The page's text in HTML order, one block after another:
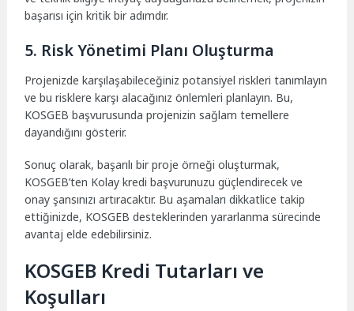
başarısı için kritik bir adımdır.
5. Risk Yönetimi Planı Oluşturma
Projenizde karşılaşabileceğiniz potansiyel riskleri tanımlayın
ve bu risklere karşı alacağınız önlemleri planlayın. Bu,
KOSGEB başvurusunda projenizin sağlam temellere
dayandığını gösterir.
Sonuç olarak, başarılı bir proje örneği oluşturmak,
KOSGEB’ten Kolay kredi başvurunuzu güçlendirecek ve
onay şansınızı artıracaktır. Bu aşamaları dikkatlice takip
ettiğinizde, KOSGEB desteklerinden yararlanma sürecinde
avantaj elde edebilirsiniz.
KOSGEB Kredi Tutarları ve
Koşulları